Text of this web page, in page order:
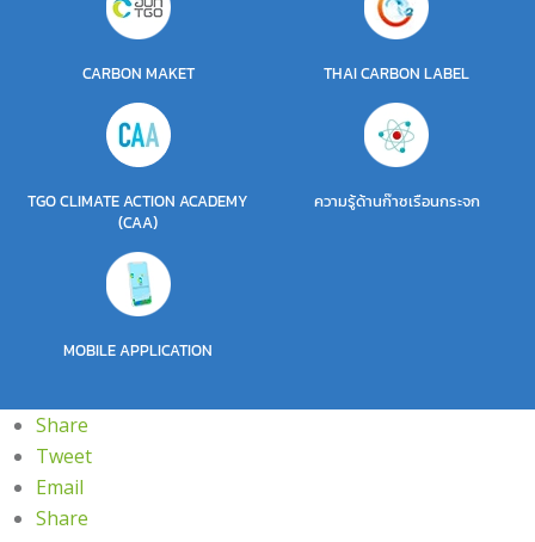
CARBON MAKET THAI CARBON LABEL
TGO CLIMATE ACTION ACADEMY
(CAA)
ความรู้ด้านก๊าซเรือนกระจก
MOBILE APPLICATION
Share
Tweet
Email
Share